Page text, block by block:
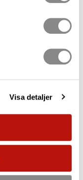
Visa detaljer
- C
räddningslyftanordning.
Godkänd för bruk